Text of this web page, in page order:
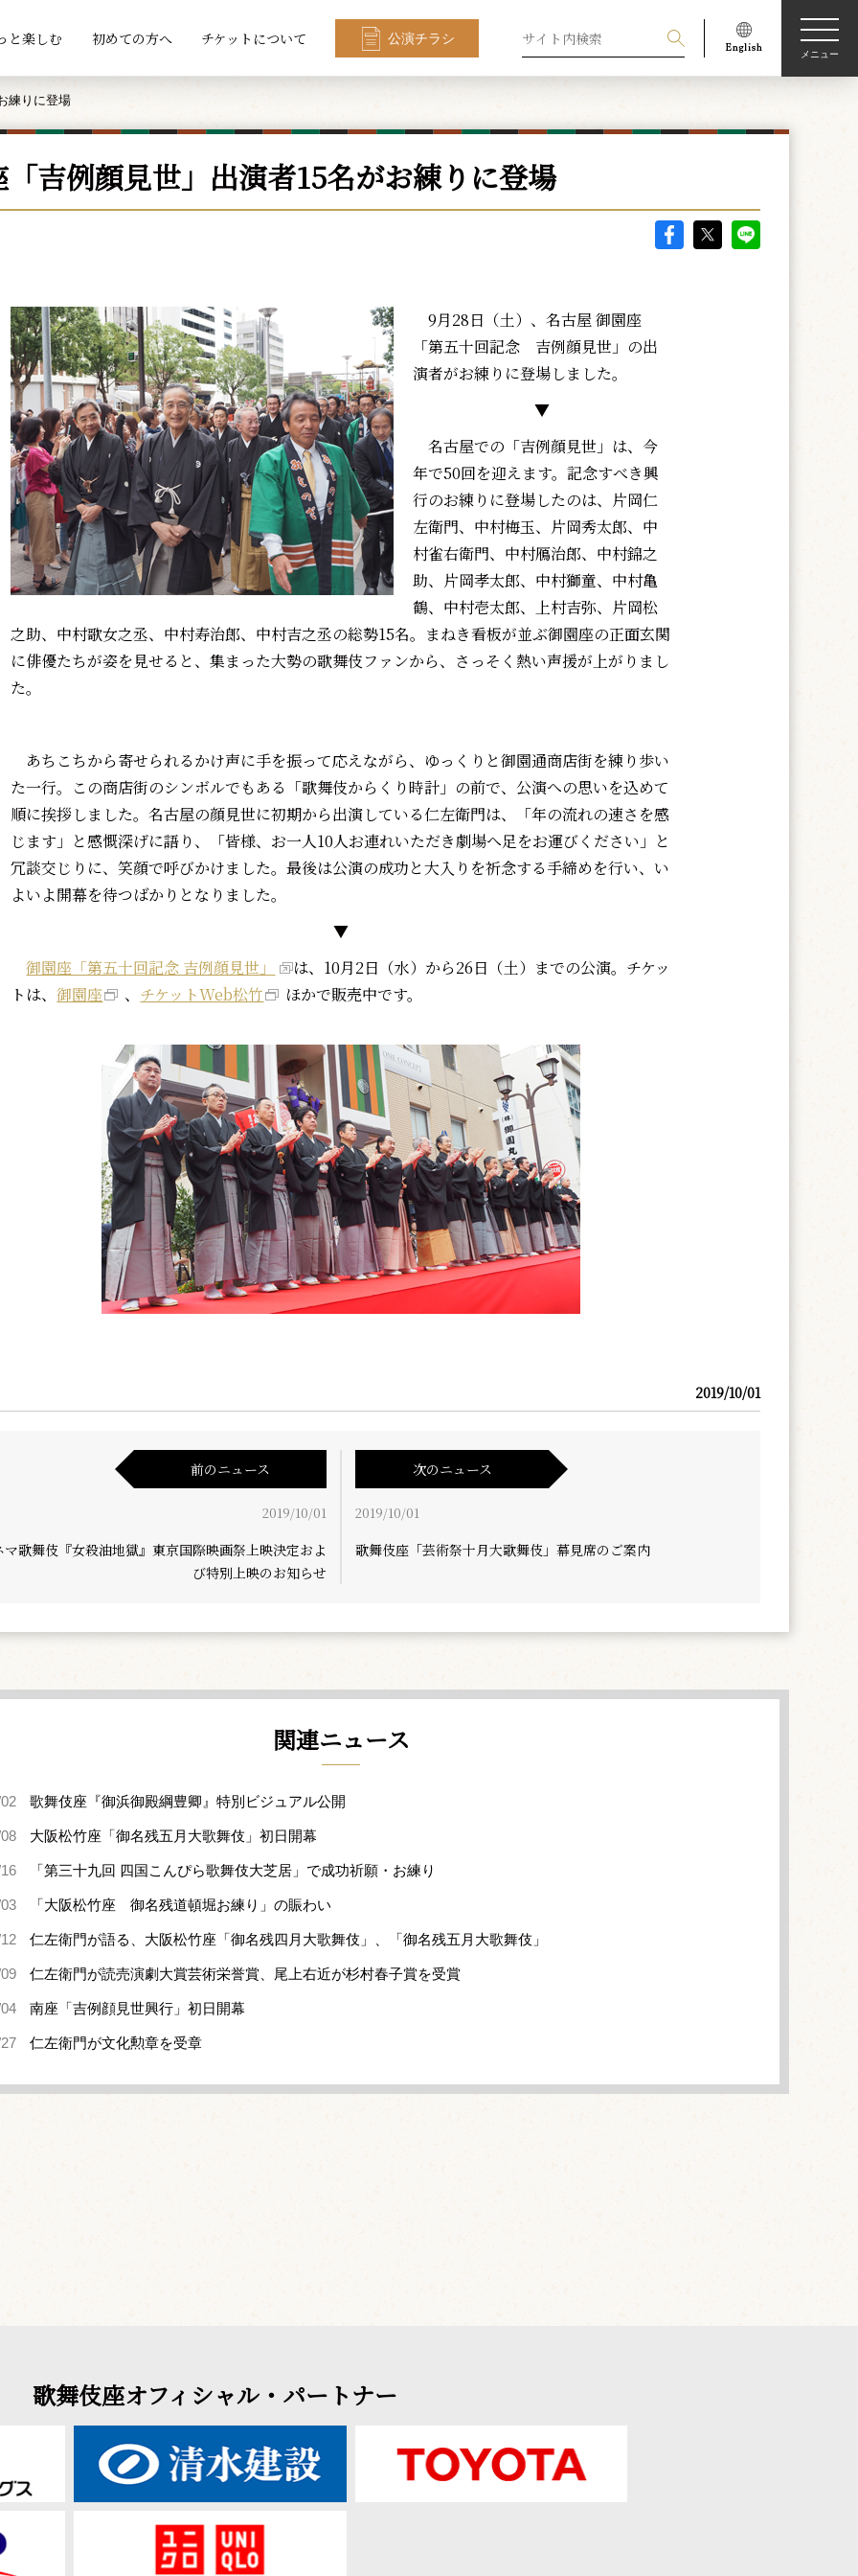
と楽しむ 初めての方へ チケットについて 公演チラシ
メニュー
練りに登場
吉例顔見世」出演者15名がお練りに登場
9月28日（土）、名古屋 御園座
「第五十回記念 吉例顔見世」の出
演者がお練りに登場しました。
▼
名古屋での「吉例顔見世」は、今
年で50回を迎えます。記念すべき興
行のお練りに登場したのは、片岡仁
左衛門、中村梅玉、片岡秀太郎、中
村雀右衛門、中村鴈治郎、中村錦之
助、片岡孝太郎、中村獅童、中村亀
鶴、中村壱太郎、上村吉弥、片岡松
之助、中村歌女之丞、中村寿治郎、中村吉之丞の総勢15名。まねき看板が並ぶ御園座の正面玄関
に俳優たちが姿を見せると、集まった大勢の歌舞伎ファンから、さっそく熱い声援が上がりまし
た。
あちこちから寄せられるかけ声に手を振って応えながら、ゆっくりと御園通商店街を練り歩い
た一行。この商店街のシンボルでもある「歌舞伎からくり時計」の前で、公演への思いを込めて
順に挨拶しました。名古屋の顔見世に初期から出演している仁左衛門は、「年の流れの速さを感
じます」と感慨深げに語り、「皆様、お一人10人お連れいただき劇場へ足をお運びください」と
冗談交じりに、笑顔で呼びかけました。最後は公演の成功と大入りを祈念する手締めを行い、い
よいよ開幕を待つばかりとなりました。
▼
御園座「第五十回記念 吉例顔見世」
は、10月2日（水）から26日（土）までの公演。チケッ
トは、御園座 、 チケットWeb松竹 ほかで販売中です。
2019/10/01
前のニュース
2019/10/01
マ歌舞伎『女殺油地獄』東京国際映画祭上映決定およ
び特別上映のお知らせ
次のニュース
2019/10/01
歌舞伎座「芸術祭十月大歌舞伎」幕見席のご案内
関連ニュース
歌舞伎座『御浜御殿綱豊卿』特別ビジュアル公開
大阪松竹座「御名残五月大歌舞伎」初日開幕
「第三十九回 四国こんぴら歌舞伎大芝居」で成功祈願・お練り
「大阪松竹座 御名残道頓堀お練り」の賑わい
仁左衛門が語る、大阪松竹座「御名残四月大歌舞伎」、「御名残五月大歌舞伎」
仁左衛門が読売演劇大賞芸術栄誉賞、尾上右近が杉村春子賞を受賞
南座「吉例顔見世興行」初日開幕
仁左衛門が文化勲章を受章
歌舞伎座オフィシャル・パートナー